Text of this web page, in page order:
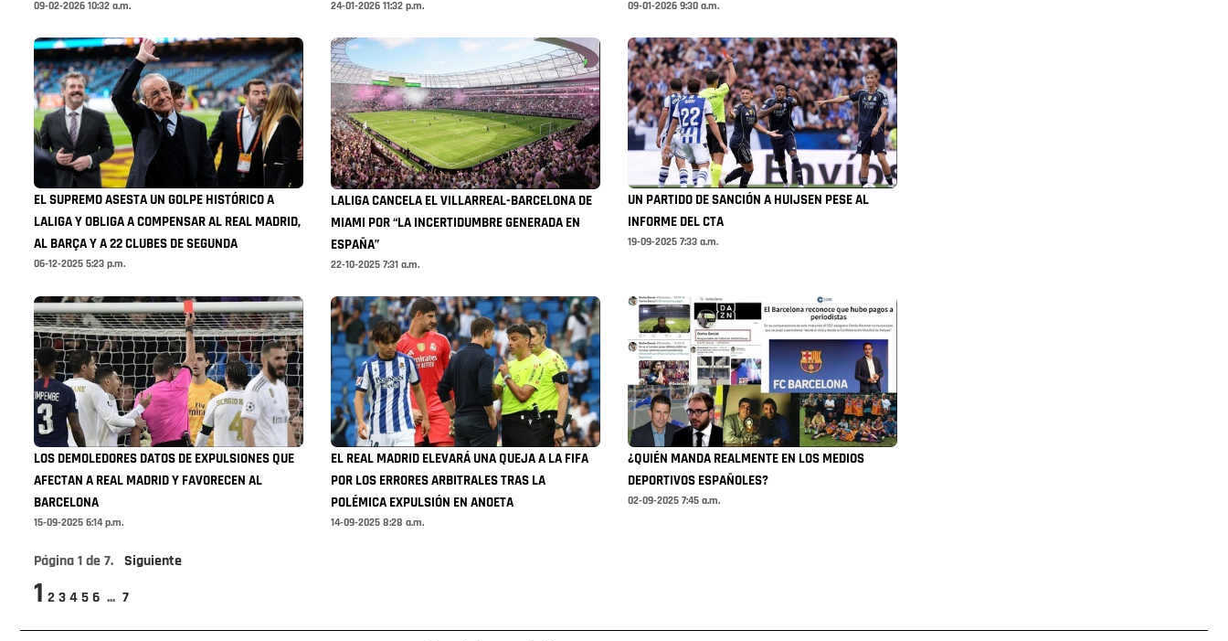
09-02-2026 10:32 a.m. 24-01-2026 11:32 p.m. 09-01-2026 9:30 a.m.
EL SUPREMO ASESTA UN GOLPE HISTÓRICO A
LALIGA Y OBLIGA A COMPENSAR AL REAL MADRID,
AL BARÇA Y A 22 CLUBES DE SEGUNDA
06-12-2025 5:23 p.m.
LALIGA CANCELA EL VILLARREAL-BARCELONA DE
MIAMI POR “LA INCERTIDUMBRE GENERADA EN
ESPAÑA”
22-10-2025 7:31 a.m.
UN PARTIDO DE SANCIÓN A HUIJSEN PESE AL
INFORME DEL CTA
19-09-2025 7:33 a.m.
LOS DEMOLEDORES DATOS DE EXPULSIONES QUE
AFECTAN A REAL MADRID Y FAVORECEN AL
BARCELONA
15-09-2025 6:14 p.m.
EL REAL MADRID ELEVARÁ UNA QUEJA A LA FIFA
POR LOS ERRORES ARBITRALES TRAS LA
POLÉMICA EXPULSIÓN EN ANOETA
14-09-2025 8:28 a.m.
¿QUIÉN MANDA REALMENTE EN LOS MEDIOS
DEPORTIVOS ESPAÑOLES?
02-09-2025 7:45 a.m.
Página 1 de 7. Siguiente
1 2 3 4 5 6 ... 7